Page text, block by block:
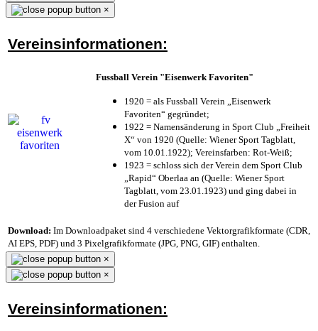
×
Vereinsinformationen:
Fussball Verein "Eisenwerk Favoriten"
1920 = als Fussball Verein „Eisenwerk
Favoriten“ gegründet;
1922 = Namensänderung in Sport Club „Freiheit
X“ von 1920 (Quelle: Wiener Sport Tagblatt,
vom 10.01.1922); Vereinsfarben: Rot-Weiß;
1923 = schloss sich der Verein dem Sport Club
„Rapid“ Oberlaa an (Quelle: Wiener Sport
Tagblatt, vom 23.01.1923) und ging dabei in
der Fusion auf
Download: Im Downloadpaket sind 4 verschiedene Vektorgrafikformate (CDR,
AI EPS, PDF) und 3 Pixelgrafikformate (JPG, PNG, GIF) enthalten.
×
×
Vereinsinformationen: